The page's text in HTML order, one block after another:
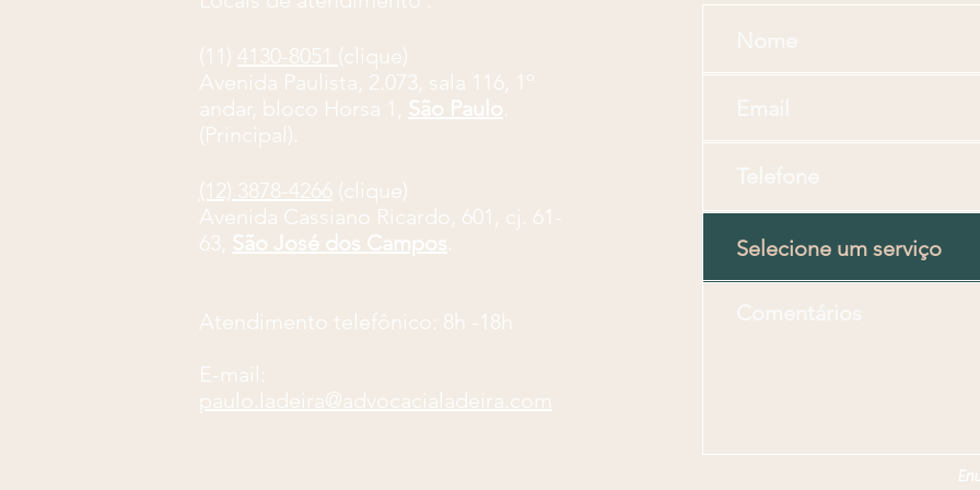
(11) 4130-8051 (clique)
​Avenida Paulista, 2.073, sala 116, 1º
andar, bloco Horsa 1, São Paulo.
(Principal).
(12) 3878-4266 (clique)
Avenida Cassiano Ricardo, 601, cj. 61-
63, São José dos Campos.
Atendimento telefônico: 8h -18h
E-mail:
paulo.ladeira@advocacialadeira.com